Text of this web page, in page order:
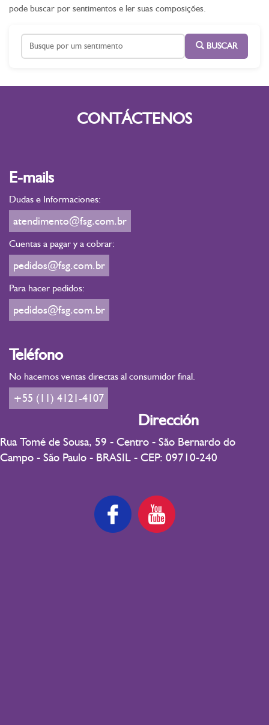
pode buscar por sentimentos e ler suas composições.
BUSCAR
CONTÁCTENOS
E-mails
Dudas e Informaciones:
atendimento@fsg.com.br
Cuentas a pagar y a cobrar:
pedidos@fsg.com.br
Para hacer pedidos:
pedidos@fsg.com.br
Teléfono
No hacemos ventas directas al consumidor final.
+55 (11) 4121-4107
Dirección
Rua Tomé de Sousa, 59 - Centro - São Bernardo do
Campo - São Paulo - BRASIL - CEP: 09710-240